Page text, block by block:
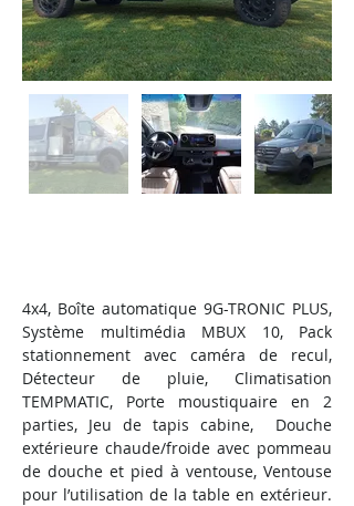
4x4, Boîte automatique 9G-TRONIC PLUS,
Système multimédia MBUX 10, Pack
stationnement avec caméra de recul,
Détecteur de pluie, Climatisation
TEMPMATIC, Porte moustiquaire en 2
parties, Jeu de tapis cabine,  Douche
extérieure chaude/froide avec pommeau
de douche et pied à ventouse, Ventouse
pour l’utilisation de la table en extérieur.